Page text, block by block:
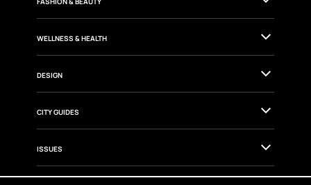
GOURMET
CULTURE
FASHION & BEAUTY
WELLNESS & HEALTH
DESIGN